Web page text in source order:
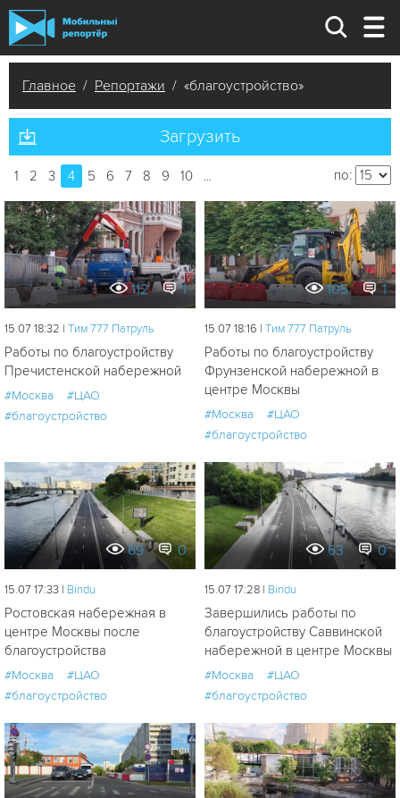
Главное / Репортажи / «благоустройство»
Загрузить
по:
1 2 3 4 5 6 7 8 9 10
112 1
15.07 18:32 | Tим 777 Патруль
Работы по благоустройству
Пречистенской набережной
#Москва
#ЦАО
#благоустройство
105 1
15.07 18:16 | Tим 777 Патруль
Работы по благоустройству
Фрунзенской набережной в
центре Москвы
#Москва
#ЦАО
#благоустройство
69 0
15.07 17:33 | Bindu
Ростовская набережная в
центре Москвы после
благоустройства
#Москва
#ЦАО
#благоустройство
63 0
15.07 17:28 | Bindu
Завершились работы по
благоустройству Саввинской
набережной в центре Москвы
#Москва
#ЦАО
#благоустройство